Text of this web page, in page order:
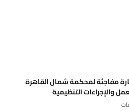
مفاجئة لمحكمة شمال القاهرة
والإجراءات التنظيمية